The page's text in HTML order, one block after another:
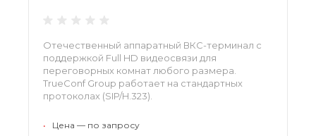
Отечественный аппаратный ВКС-терминал с
поддержкой Full HD видеосвязи для
переговорных комнат любого размера.
TrueConf Group работает на стандартных
протоколах (SIP/H.323).
• Цена — по запросу